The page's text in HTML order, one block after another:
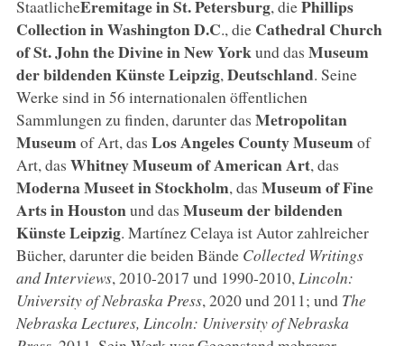
StaatlicheEremitage in St. Petersburg, diePhillips
Collection in Washington D.C., die Cathedral Church
of St. John the Divine in New Yorkund das Museum
der bildenden Künste Leipzig, Deutschland. Seine
Werke sind in 56 internationalen öffentlichen
Sammlungen zu finden, darunter das Metropolitan
Museumof Art, das Los Angeles County Museumof
Art, das Whitney Museum of American Art, das
Moderna Museet in Stockholm, das Museum of Fine
Arts in Houstonund das Museum der bildenden
Künste Leipzig. Martínez Celaya ist Autor zahlreicher
Bücher, darunter die beiden Bände Collected Writings
and Interviews, 2010-2017 und 1990-2010, Lincoln:
University of Nebraska Press, 2020 und 2011; und The
Nebraska Lectures, Lincoln: University of Nebraska